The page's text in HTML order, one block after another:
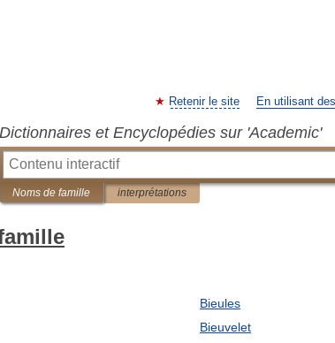
Retenir le site En utilisant
Dictionnaires et Encyclopédies sur 'Academic'
Noms de famille interprétations
Bieules
Bieuvelet